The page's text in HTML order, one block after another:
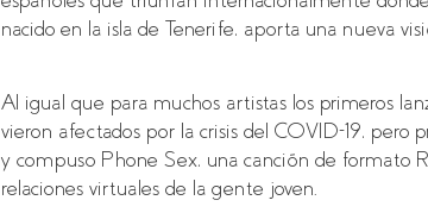
nacido en la isla de Tenerife, aporta una nueva
Al igual que para muchos artistas los primeros
vieron afectados por la crisis del COVID-19,
y compuso Phone Sex, una canción de formato
relaciones virtuales de la gente joven.